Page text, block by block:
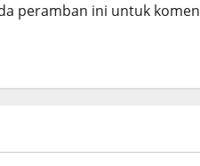
peramban ini untuk